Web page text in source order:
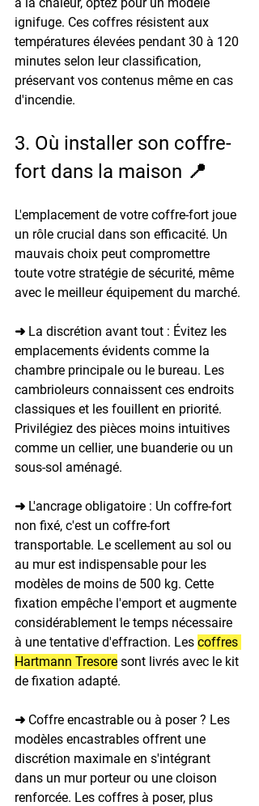
ignifuge. Ces coffres résistent aux
températures élevées pendant 30 à 120
minutes selon leur classification,
préservant vos contenus même en cas
d'incendie.
3. Où installer son coffre-
fort dans la maison 📍
L'emplacement de votre coffre-fort joue
un rôle crucial dans son efficacité. Un
mauvais choix peut compromettre
toute votre stratégie de sécurité, même
avec le meilleur équipement du marché.
➜ La discrétion avant tout : Évitez les
emplacements évidents comme la
chambre principale ou le bureau. Les
cambrioleurs connaissent ces endroits
classiques et les fouillent en priorité.
Privilégiez des pièces moins intuitives
comme un cellier, une buanderie ou un
sous-sol aménagé.
➜ L'ancrage obligatoire : Un coffre-fort
non fixé, c'est un coffre-fort
transportable. Le scellement au sol ou
au mur est indispensable pour les
modèles de moins de 500 kg. Cette
fixation empêche l'emport et augmente
considérablement le temps nécessaire
à une tentative d'effraction. Les coffres
Hartmann Tresore sont livrés avec le kit
de fixation adapté.
➜ Coffre encastrable ou à poser ? Les
modèles encastrables offrent une
discrétion maximale en s'intégrant
dans un mur porteur ou une cloison
renforcée. Les coffres à poser, plus